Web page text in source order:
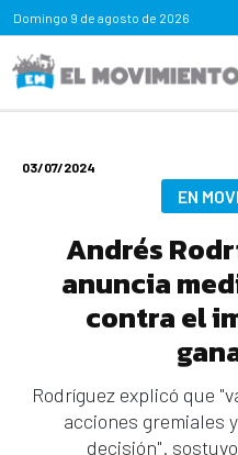
Domingo 9 de agosto de 2026
03/07/2024
EN
Andrés
anuncia
contra el
Rodríguez explicó que
acciones gremiales
decisión".